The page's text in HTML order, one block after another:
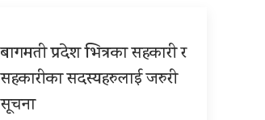
बागमती प्रदेश भित्रका सहकारी र
सहकारीका सदस्यहरुलाई जरुरी
सूचना